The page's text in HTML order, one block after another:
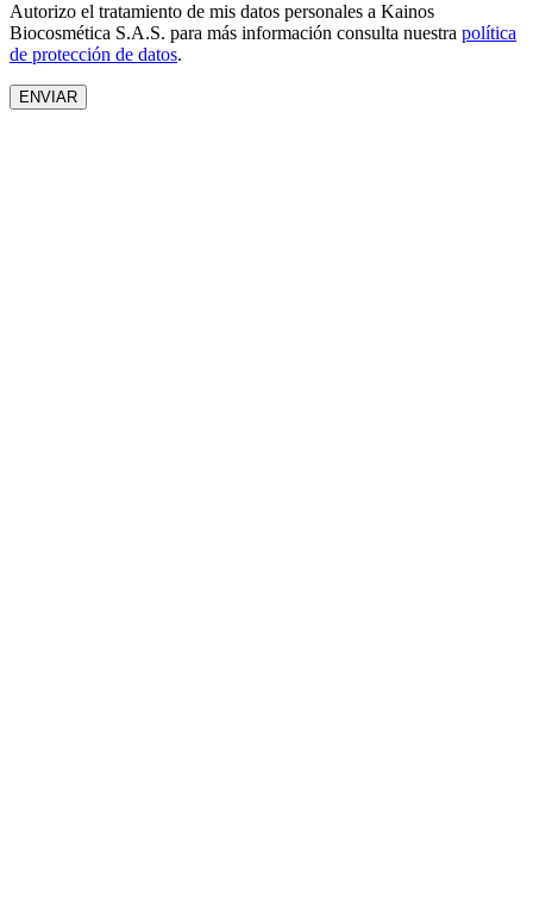
Autorizo el tratamiento de mis datos personales a Kainos
Biocosmética S.A.S. para más información consulta nuestra política
de protección de datos.
ENVIAR